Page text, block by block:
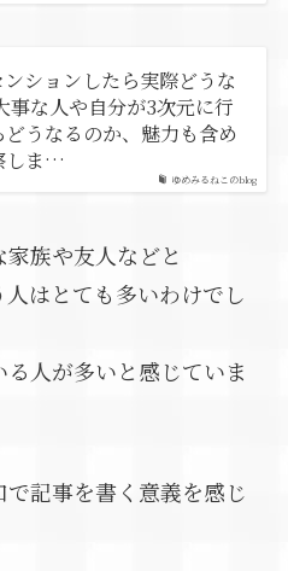
ゆめみるねこのblog
ンションしたら実際どうな
事な人や自分が3次元に行
どうなるのか、魅力も含め
しま…
族や友人などと
はとても多いわけでし
人が多いと感じていま
記事を書く意義を感じ